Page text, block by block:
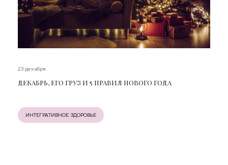
23 декабря
ДЕКАБРЬ, ЕГО ГРУЗ И 5 ПРАВИЛ НОВОГО ГОДА
ИНТЕГРАТИВНОЕ ЗДОРОВЬЕ